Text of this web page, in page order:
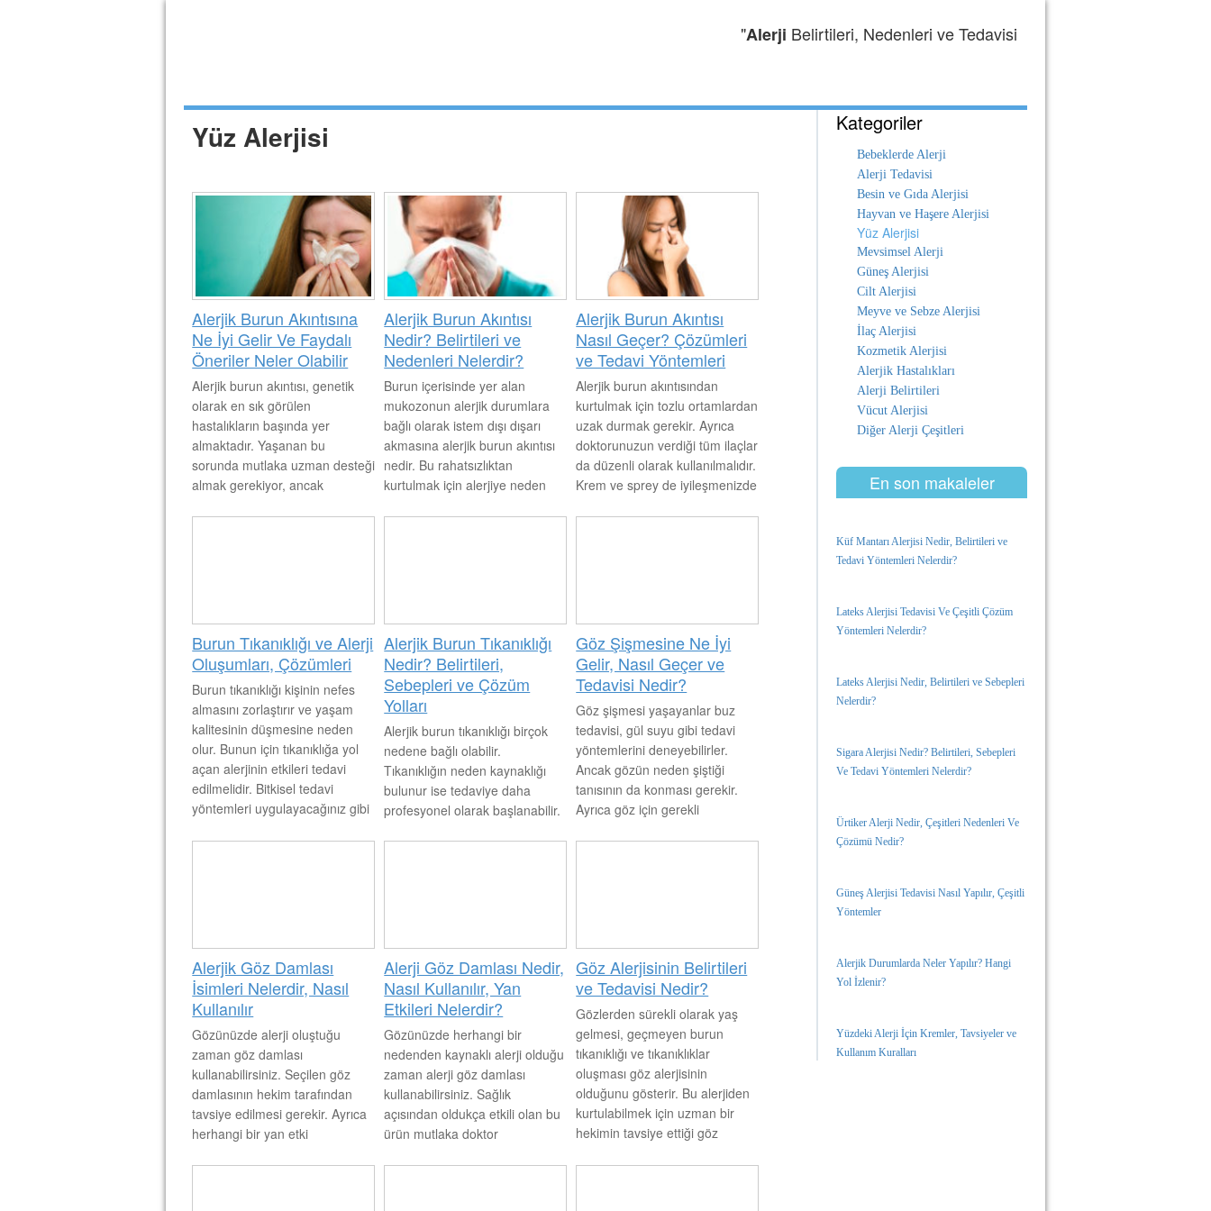
"Alerji Belirtileri, Nedenleri ve Tedavisi
Yüz Alerjisi
Alerjik Burun Akıntısına
Ne İyi Gelir Ve Faydalı
Öneriler Neler Olabilir
Alerjik burun akıntısı, genetik
olarak en sık görülen
hastalıkların başında yer
almaktadır. Yaşanan bu
sorunda mutlaka uzman desteği
almak gerekiyor, ancak
Alerjik Burun Akıntısı
Nedir? Belirtileri ve
Nedenleri Nelerdir?
Burun içerisinde yer alan
mukozonun alerjik durumlara
bağlı olarak istem dışı dışarı
akmasına alerjik burun akıntısı
nedir. Bu rahatsızlıktan
kurtulmak için alerjiye neden
Alerjik Burun Akıntısı
Nasıl Geçer? Çözümleri
ve Tedavi Yöntemleri
Alerjik burun akıntısından
kurtulmak için tozlu ortamlardan
uzak durmak gerekir. Ayrıca
doktorunuzun verdiği tüm ilaçlar
da düzenli olarak kullanılmalıdır.
Krem ve sprey de iyileşmenizde
Burun Tıkanıklığı ve Alerji
Oluşumları, Çözümleri
Burun tıkanıklığı kişinin nefes
almasını zorlaştırır ve yaşam
kalitesinin düşmesine neden
olur. Bunun için tıkanıklığa yol
açan alerjinin etkileri tedavi
edilmelidir. Bitkisel tedavi
yöntemleri uygulayacağınız gibi
seçebilirsiniz.
Alerjik Burun Tıkanıklığı
Nedir? Belirtileri,
Sebepleri ve Çözüm
Yolları
Alerjik burun tıkanıklığı birçok
nedene bağlı olabilir.
Tıkanıklığın neden kaynaklığı
bulunur ise tedaviye daha
profesyonel olarak başlanabilir.
Göz Şişmesine Ne İyi
Gelir, Nasıl Geçer ve
Tedavisi Nedir?
Göz şişmesi yaşayanlar buz
tedavisi, gül suyu gibi tedavi
yöntemlerini deneyebilirler.
Ancak gözün neden şiştiği
tanısının da konması gerekir.
Ayrıca göz için gerekli
Alerjik Göz Damlası
İsimleri Nelerdir, Nasıl
Kullanılır
Gözünüzde alerji oluştuğu
zaman göz damlası
kullanabilirsiniz. Seçilen göz
damlasının hekim tarafından
tavsiye edilmesi gerekir. Ayrıca
herhangi bir yan etki
Alerji Göz Damlası Nedir,
Nasıl Kullanılır, Yan
Etkileri Nelerdir?
Gözünüzde herhangi bir
nedenden kaynaklı alerji olduğu
zaman alerji göz damlası
kullanabilirsiniz. Sağlık
açısından oldukça etkili olan bu
ürün mutlaka doktor
Göz Alerjisinin Belirtileri
ve Tedavisi Nedir?
Gözlerden sürekli olarak yaş
gelmesi, geçmeyen burun
tıkanıklığı ve tıkanıklıklar
oluşması göz alerjisinin
olduğunu gösterir. Bu alerjiden
kurtulabilmek için uzman bir
hekimin tavsiye ettiği göz
bitkisel tedavi yöntemleri de
Kategoriler
Bebeklerde Alerji
Alerji Tedavisi
Besin ve Gıda Alerjisi
Hayvan ve Haşere Alerjisi
Yüz Alerjisi
Mevsimsel Alerji
Güneş Alerjisi
Cilt Alerjisi
Meyve ve Sebze Alerjisi
İlaç Alerjisi
Kozmetik Alerjisi
Alerjik Hastalıkları
Alerji Belirtileri
Vücut Alerjisi
Diğer Alerji Çeşitleri
En son makaleler
Küf Mantarı Alerjisi Nedir, Belirtileri ve
Tedavi Yöntemleri Nelerdir?
Lateks Alerjisi Tedavisi Ve Çeşitli Çözüm
Yöntemleri Nelerdir?
Lateks Alerjisi Nedir, Belirtileri ve Sebepleri
Nelerdir?
Sigara Alerjisi Nedir? Belirtileri, Sebepleri
Ve Tedavi Yöntemleri Nelerdir?
Ürtiker Alerji Nedir, Çeşitleri Nedenleri Ve
Çözümü Nedir?
Güneş Alerjisi Tedavisi Nasıl Yapılır, Çeşitli
Yöntemler
Alerjik Durumlarda Neler Yapılır? Hangi
Yol İzlenir?
Yüzdeki Alerji İçin Kremler, Tavsiyeler ve
Kullanım Kuralları